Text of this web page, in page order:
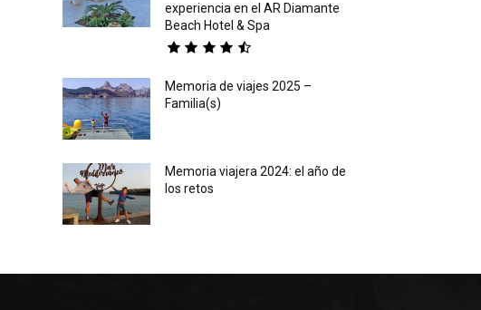
experiencia en el AR Diamante
Beach Hotel & Spa
Memoria de viajes 2025 –
Familia(s)
Memoria viajera 2024: el año de
los retos